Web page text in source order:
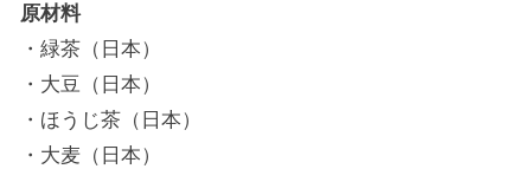
原材料
・緑茶（日本）
・大豆（日本）
・ほうじ茶（日本）
・大麦（日本）